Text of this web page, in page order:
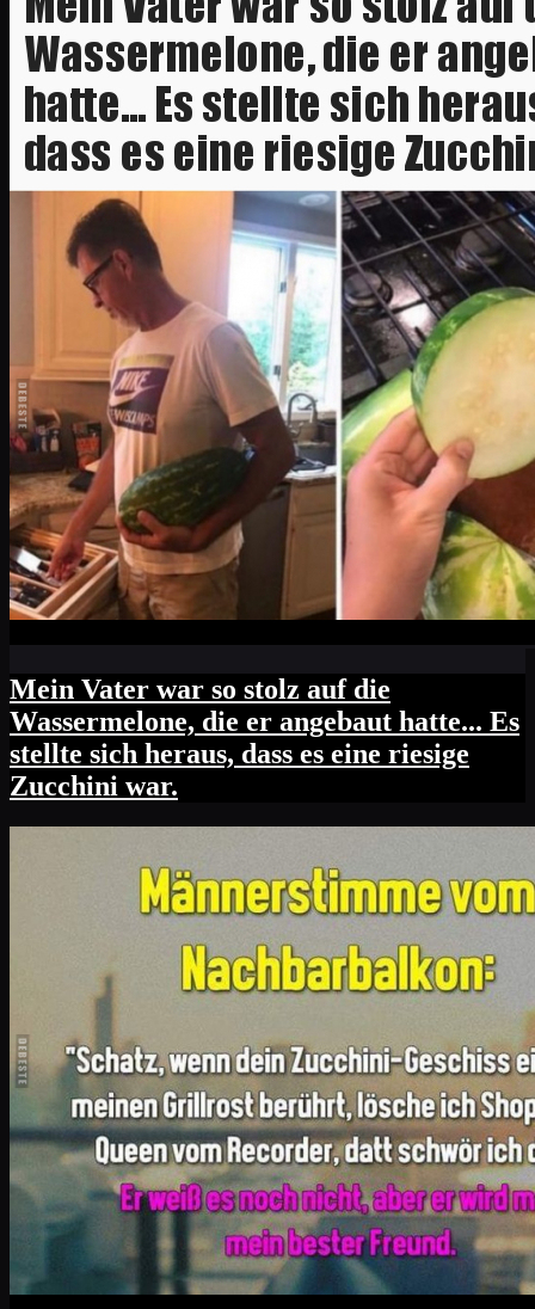
Mein Vater war so stolz auf die
Wassermelone, die er angebaut hatte... Es
stellte sich heraus, dass es eine riesige
Zucchini war.